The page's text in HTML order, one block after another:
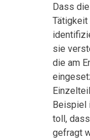
Dass
Tätigkeit
sie
die am
Beispiel
toll,
gefragt